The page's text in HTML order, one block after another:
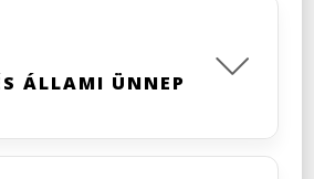
ÁLLAMI ÜNNEP